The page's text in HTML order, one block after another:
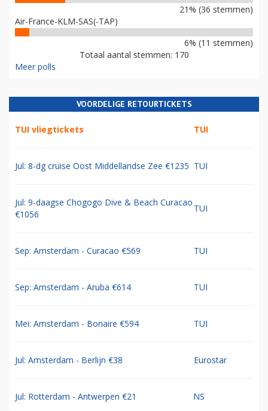
21% (36 stemmen)
Air-France-KLM-SAS(-TAP)
6% (11 stemmen)
Totaal aantal stemmen: 170
Meer polls
VOORDELIGE RETOURTICKETS
TUI vliegtickets TUI
Jul: 8-dg cruise Oost Middellandse Zee €1235 TUI
Jul: 9-daagse Chogogo Dive & Beach Curacao
€1056
TUI
Sep: Amsterdam - Curacao €569 TUI
Sep: Amsterdam - Aruba €614 TUI
Mei: Amsterdam - Bonaire €594 TUI
Jul: Amsterdam - Berlijn €38 Eurostar
Jul: Rotterdam - Antwerpen €21 NS